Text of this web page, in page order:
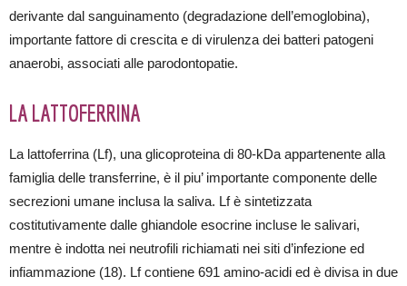
derivante dal sanguinamento (degradazione dell’emoglobina),
importante fattore di crescita e di virulenza dei batteri patogeni
anaerobi, associati alle parodontopatie.
LA LATTOFERRINA
La lattoferrina (Lf), una glicoproteina di 80-kDa appartenente alla
famiglia delle transferrine, è il piu’ importante componente delle
secrezioni umane inclusa la saliva. Lf è sintetizzata
costitutivamente dalle ghiandole esocrine incluse le salivari,
mentre è indotta nei neutrofili richiamati nei siti d’infezione ed
infiammazione (18). Lf contiene 691 amino-acidi ed è divisa in due